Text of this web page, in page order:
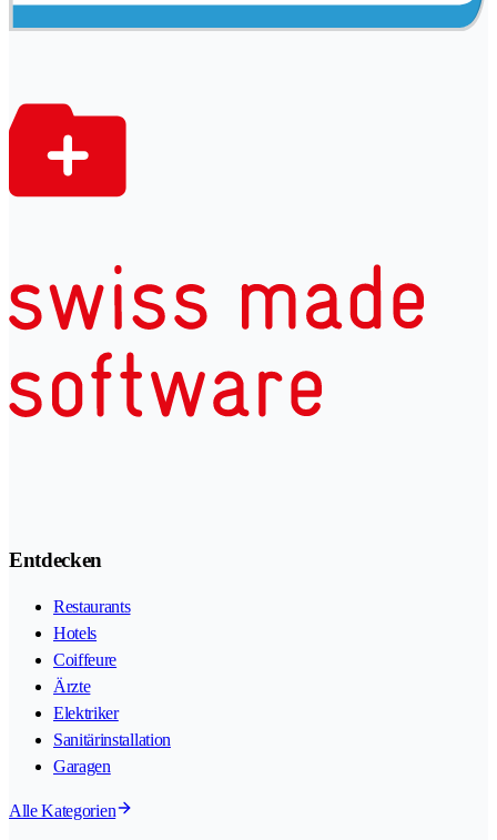
Entdecken
Restaurants
Hotels
Coiffeure
Ärzte
Elektriker
Sanitärinstallation
Garagen
Alle Kategorien